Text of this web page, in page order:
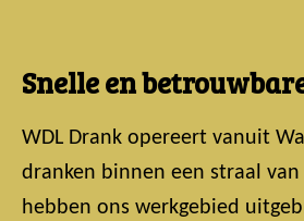
Snelle en
WDL Drank opereert vanuit
dranken binnen een straal
hebben ons werkgebied